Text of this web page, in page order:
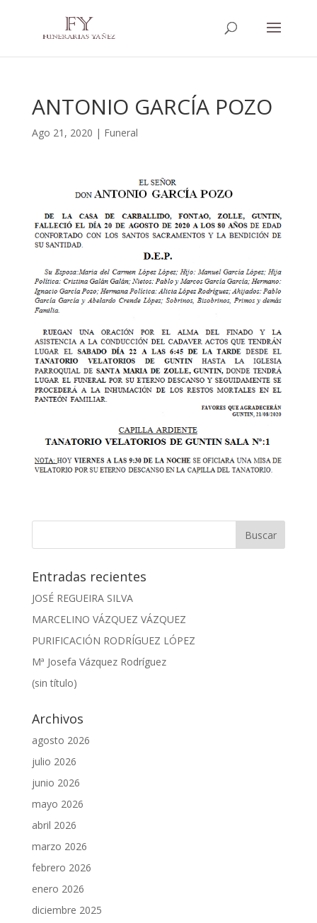
ANTONIO GARCÍA POZO
Ago 21, 2020 | Funeral
Entradas recientes
JOSÉ REGUEIRA SILVA
MARCELINO VÁZQUEZ VÁZQUEZ
PURIFICACIÓN RODRÍGUEZ LÓPEZ
Mª Josefa Vázquez Rodríguez
(sin título)
Archivos
agosto 2026
julio 2026
junio 2026
mayo 2026
abril 2026
marzo 2026
febrero 2026
enero 2026
diciembre 2025